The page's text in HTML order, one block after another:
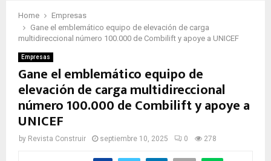
Home
Empresas
Gane el emblemático equipo de elevación de carga
multidireccional número 100.000 de Combilift y apoye a UNICEF
Empresas
Gane el emblemático equipo de
elevación de carga multidireccional
número 100.000 de Combilift y apoye a
UNICEF
by Revista Construir septiembre 10, 2025 0 278